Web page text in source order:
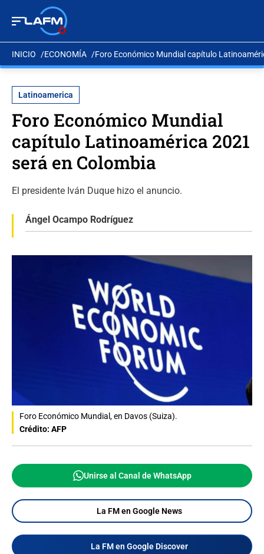
INICIO ECONOMÍA Foro Económico Mundial capítulo
Latinoamerica
Foro Económico Mundial
capítulo Latinoamérica 2021
será en Colombia
El presidente Iván Duque hizo el anuncio.
Ángel Ocampo Rodríguez
Foro Económico Mundial, en Davos (Suiza).
Crédito: AFP
Unirse al Canal de WhatsApp
La FM en Google News
La FM en Google Discover